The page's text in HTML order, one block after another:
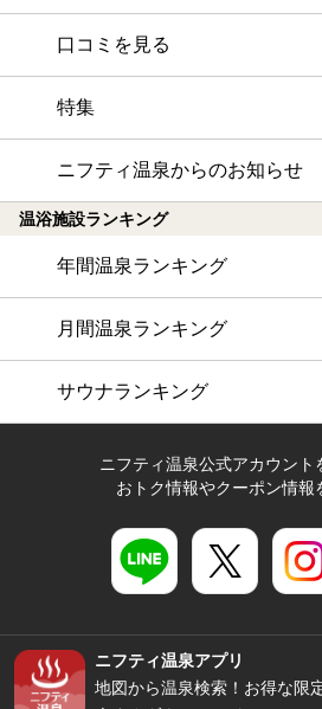
口コミを見る
特集
ニフティ温泉からのお知らせ
温浴施設ランキング
年間温泉ランキング
月間温泉ランキング
サウナランキング
ニフティ温泉公式アカウント
おトク情報やクーポン情報
ニフティ温泉アプリ
地図から温泉検索！お得な限